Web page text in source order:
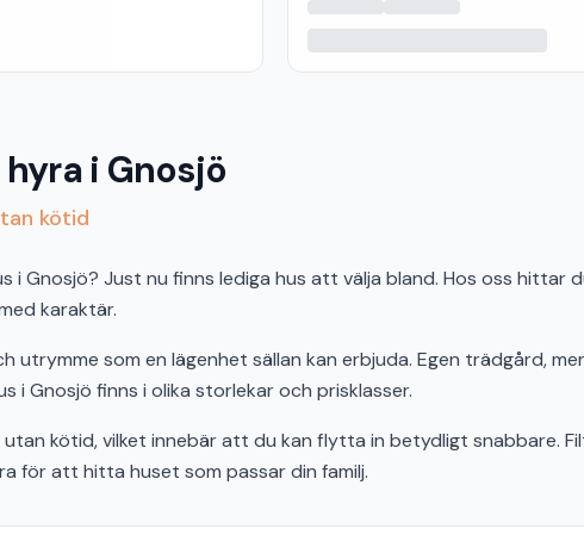
i Gnosjö
kötid
i Gnosjö? Just nu finns lediga hus att välja bland. Hos oss hittar
karaktär.
utrymme som en lägenhet sällan kan erbjuda. Egen trädgård,
i Gnosjö finns i olika storlekar och prisklasser.
kötid, vilket innebär att du kan flytta in betydligt snabbare.
för att hitta huset som passar din familj.